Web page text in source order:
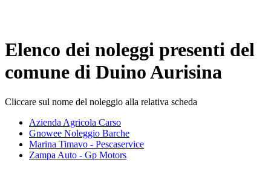
Elenco dei noleggi presenti del
comune di Duino Aurisina
Cliccare sul nome del noleggio alla relativa scheda
Azienda Agricola Carso
Gnowee Noleggio Barche
Marina Timavo - Pescaservice
Zampa Auto - Gp Motors